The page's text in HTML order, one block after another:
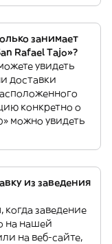
занимает
Rafael Tajo»?
увидеть
доставки
конкретно о
можно увидеть
из заведения
заведение
на нашей
на веб-сайте,